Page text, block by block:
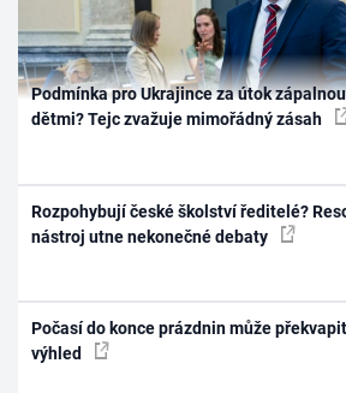
Podmínka pro Ukrajince za útok
dětmi? Tejc zvažuje mimořádný zásah
Rozpohybují české školství ředitelé?
nástroj utne nekonečné debaty
Počasí do konce prázdnin může
výhled